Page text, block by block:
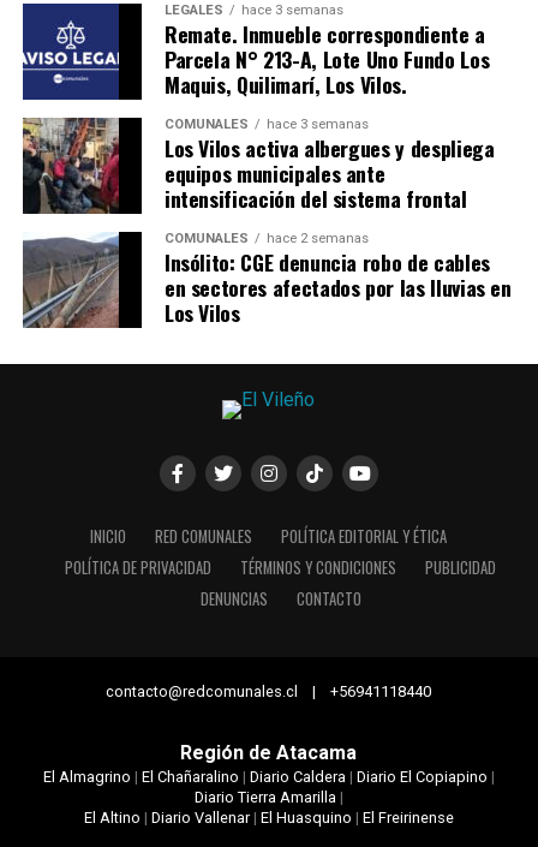
LEGALES hace 3 semanas
Remate. Inmueble correspondiente a
Parcela N° 213-A, Lote Uno Fundo Los
Maquis, Quilimarí, Los Vilos.
COMUNALES hace 3 semanas
Los Vilos activa albergues y despliega
equipos municipales ante
intensificación del sistema frontal
COMUNALES hace 2 semanas
Insólito: CGE denuncia robo de cables
en sectores afectados por las lluvias en
Los Vilos
INICIO RED COMUNALES
POLÍTICA EDITORIAL Y ÉTICA
POLÍTICA DE PRIVACIDAD
TÉRMINOS Y CONDICIONES
PUBLICIDAD
DENUNCIAS
CONTACTO
contacto@redcomunales.cl | +56941118440
Región de Atacama
El Almagrino | El Chañaralino | Diario Caldera | Diario El Copiapino |
Diario Tierra Amarilla |
El Altino | Diario Vallenar| El Huasquino | El Freirinense